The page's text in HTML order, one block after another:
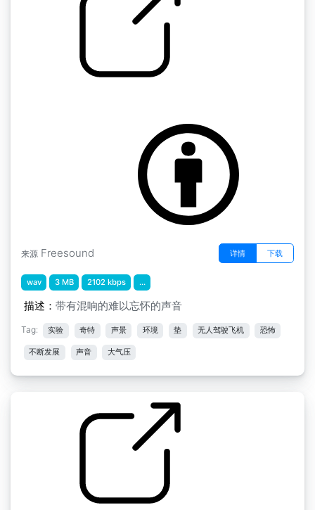
来源 Freesound 详情 下载
wav 3 MB 2102 kbps ...
描述： 带有混响的难以忘怀的声音
Tag: 实验 奇特 声景 环境 垫 无人驾驶飞机 恐怖
不断发展 声音 大气压